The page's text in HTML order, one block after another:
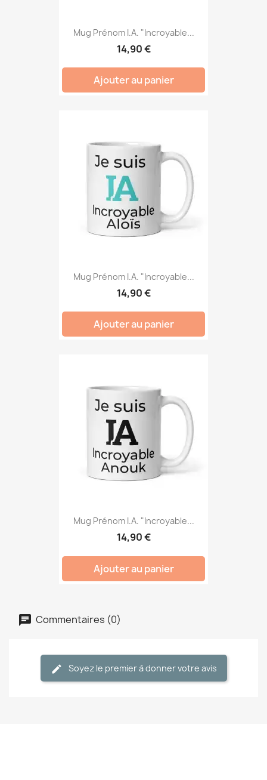
Mug Prénom I.A. "Incroyable...
14,90 €
Ajouter au panier
Mug Prénom I.A. "Incroyable...
14,90 €
Ajouter au panier
Mug Prénom I.A. "Incroyable...
14,90 €
Ajouter au panier
Commentaires (0)
Soyez le premier à donner votre avis